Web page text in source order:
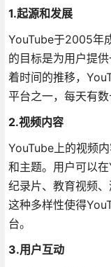
1.起源和发展
YouTube于2005年
的目标是为用户提
着时间的推移，
平台之一，每天有数
2.视频内容
YouTube上的视频
和主题。用户可以在
纪录片、教育视频
这种多样性使得
台。
3.用户互动